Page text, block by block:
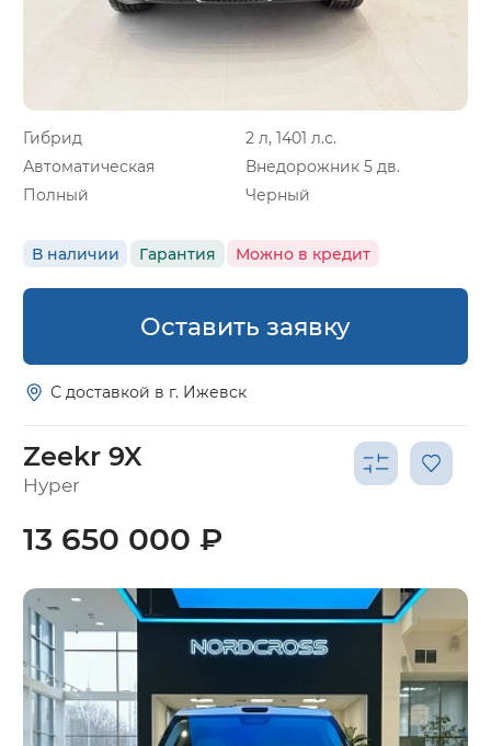
Гибрид
2 л, 1401 л.с.
Автоматическая
Внедорожник 5 дв.
Полный
Черный
В наличии Гарантия Можно в кредит
Оставить заявку
С доставкой в г. Ижевск
Zeekr 9X
Hyper
13 650 000 ₽